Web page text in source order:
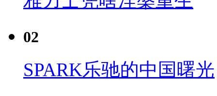
02
SPARK乐驰的中国曙光